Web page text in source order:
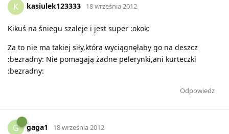
K kasiulek123333 18 września 2012
Kikuś na śniegu szaleje i jest super :okok:
Za to nie ma takiej siły,która wyciągnęłaby go na deszcz
:bezradny: Nie pomagają żadne pelerynki,ani kurteczki
:bezradny:
Odpowiedz
G gaga1 18 września 2012